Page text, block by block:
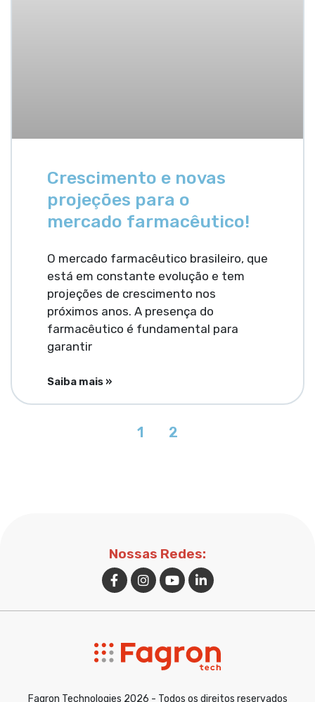
Crescimento e novas
projeções para o
mercado farmacêutico!
O mercado farmacêutico brasileiro, que
está em constante evolução e tem
projeções de crescimento nos
próximos anos. A presença do
farmacêutico é fundamental para
garantir
Saiba mais »
1 2
Nossas Redes:
Fagron Technologies 2026 - Todos os direitos reservados